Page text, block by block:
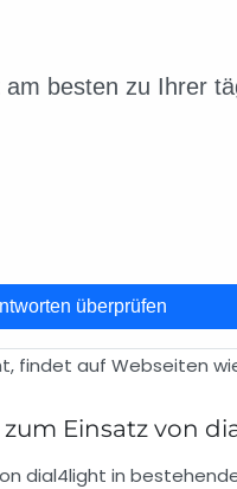
besten zu Ihrer
überprüfen
findet auf Webseiten
Einsatz von
dial4light in